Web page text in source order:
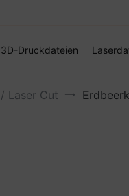
3D-Druckdateien
Laser Cut